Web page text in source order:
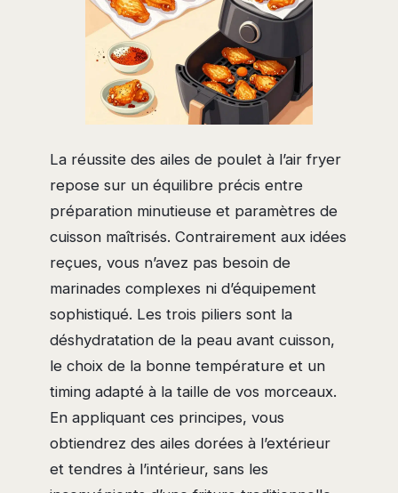
La réussite des ailes de poulet à l’air fryer
repose sur un équilibre précis entre
préparation minutieuse et paramètres de
cuisson maîtrisés. Contrairement aux idées
reçues, vous n’avez pas besoin de
marinades complexes ni d’équipement
sophistiqué. Les trois piliers sont la
déshydratation de la peau avant cuisson,
le choix de la bonne température et un
timing adapté à la taille de vos morceaux.
En appliquant ces principes, vous
obtiendrez des ailes dorées à l’extérieur
et tendres à l’intérieur, sans les